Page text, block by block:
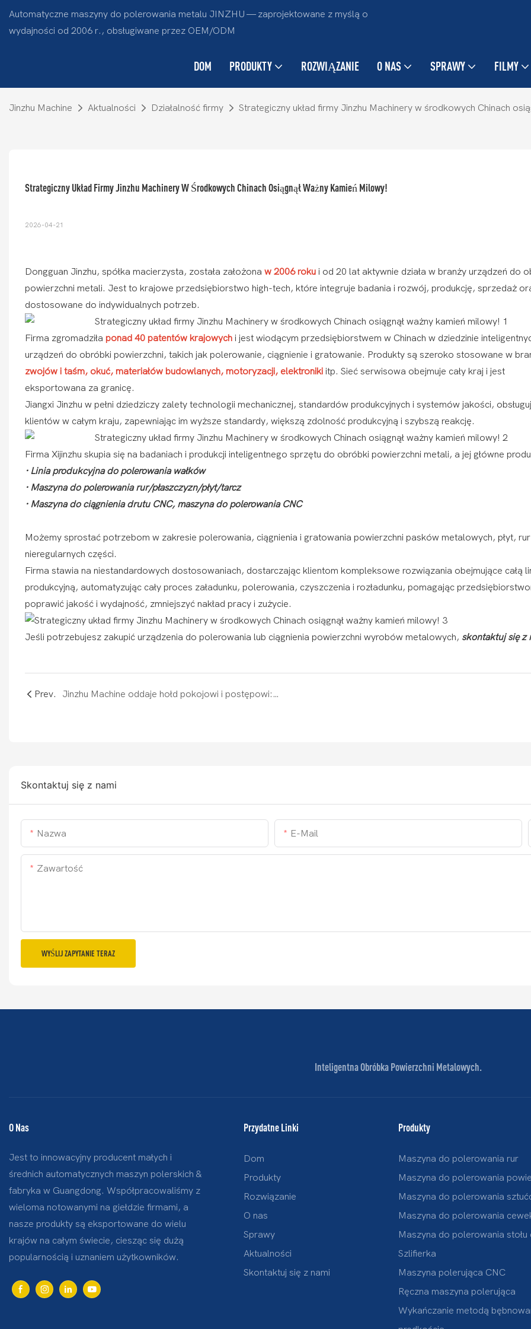
Automatyczne maszyny do polerowania metalu JINZHU — zaprojektowane z myślą o
wydajności od 2006 r., obsługiwane przez OEM/ODM
DOM PRODUKTY ROZWIĄZANIE O NAS SPRAWY FILMY
Jinzhu Machine Aktualności Działalność firmy Strategiczny układ firmy Jinzhu Machinery w środkowych Chinach
Strategiczny Układ Firmy Jinzhu Machinery W Środkowych Chinach Osiągnął Ważny Kamień Milowy!
2026-04-21
Dongguan Jinzhu, spółka macierzysta, została założona w 2006 rokui od 20 lat aktywnie działa w branży urządzeń do
powierzchni metali. Jest to krajowe przedsiębiorstwo high-tech, które integruje badania i rozwój, produkcję, sprzedaż
dostosowane do indywidualnych potrzeb.
Firma zgromadziła ponad 40 patentów krajowychi jest wiodącym przedsiębiorstwem w Chinach w dziedzinie
urządzeń do obróbki powierzchni, takich jak polerowanie, ciągnienie i gratowanie. Produkty są szeroko stosowane w
zwojów i taśm, okuć, materiałów budowlanych, motoryzacji, elektronikiitp. Sieć serwisowa obejmuje cały kraj i jest
eksportowana za granicę.
Jiangxi Jinzhu w pełni dziedziczy zalety technologii mechanicznej, standardów produkcyjnych i systemów jakości,
klientów w całym kraju, zapewniając im wyższe standardy, większą zdolność produkcyjną i szybszą reakcję.
Firma Xijinzhu skupia się na badaniach i produkcji inteligentnego sprzętu do obróbki powierzchni metali, a jej główne
· Linia produkcyjna do polerowania wałków
· Maszyna do polerowania rur/płaszczyzn/płyt/tarcz
· Maszyna do ciągnienia drutu CNC, maszyna do polerowania CNC
Możemy sprostać potrzebom w zakresie polerowania, ciągnienia i gratowania powierzchni pasków metalowych, płyt, rur
nieregularnych części.
Firma stawia na niestandardowych dostosowaniach, dostarczając klientom kompleksowe rozwiązania obejmujące całą
produkcyjną, automatyzując cały proces załadunku, polerowania, czyszczenia i rozładunku, pomagając
poprawić jakość i wydajność, zmniejszyć nakład pracy i zużycie.
Jeśli potrzebujesz zakupić urządzenia do polerowania lub ciągnienia powierzchni wyrobów metalowych, skontaktuj się z
Prev. Jinzhu Machine oddaje hołd pokojowi i postępowi: Przewodzimy erze globalnej produkcji dzięki hasłu „Made in China”
Skontaktuj się z nami
Nazwa E-Mail
Zawartość
WYŚLIJ ZAPYTANIE TERAZ
Inteligentna Obróbka Powierzchni Metalowych.
O Nas
Jest to innowacyjny producent małych i
średnich automatycznych maszyn polerskich &
fabryka w Guangdong. Współpracowaliśmy z
wieloma notowanymi na giełdzie firmami, a
nasze produkty są eksportowane do wielu
krajów na całym świecie, ciesząc się dużą
popularnością i uznaniem użytkowników.
Przydatne Linki
Dom
Produkty
Rozwiązanie
O nas
Sprawy
Aktualności
Skontaktuj się z nami
Produkty
Maszyna do polerowania rur
Maszyna do polerowania
Maszyna do polerowania
Maszyna do polerowania
Maszyna do polerowania
Szlifierka
Maszyna polerująca CNC
Ręczna maszyna polerująca
Wykańczanie metodą